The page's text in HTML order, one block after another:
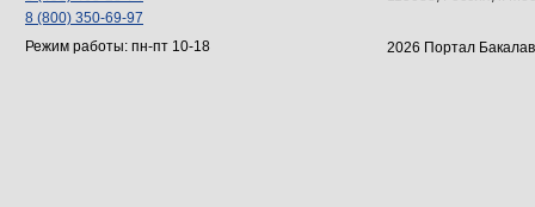
8 (800) 350-69-97
Режим работы: пн-пт 10-18
2026 Портал